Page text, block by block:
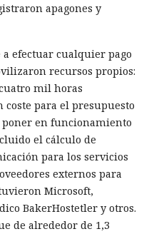
apagones y
efectuar cualquier pago
recursos propios:
mil horas
para el presupuesto
poner en funcionamiento
el cálculo de
para los servicios
externos para
Microsoft,
BakerHostetler y otros.
de alrededor de 1,3